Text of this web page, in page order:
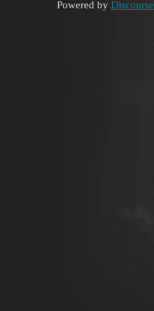
Powered by Discourse